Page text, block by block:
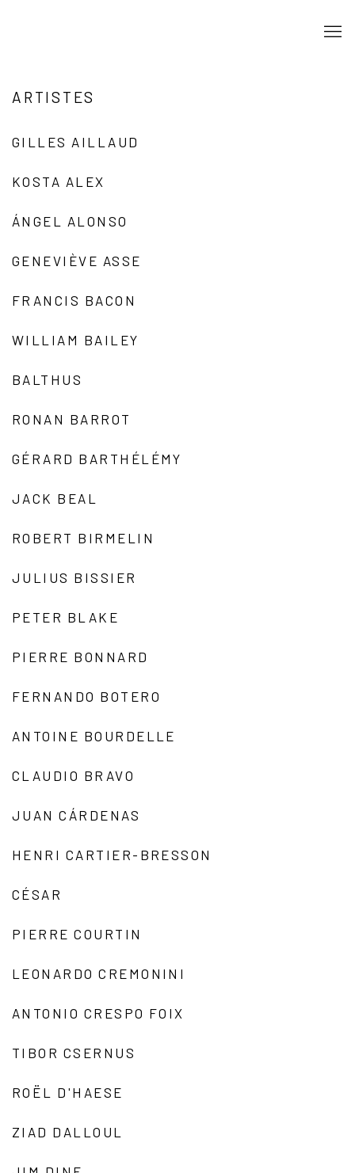
ARTISTES
GILLES AILLAUD
KOSTA ALEX
ÁNGEL ALONSO
GENEVIÈVE ASSE
FRANCIS BACON
WILLIAM BAILEY
BALTHUS
RONAN BARROT
GÉRARD BARTHÉLÉMY
JACK BEAL
ROBERT BIRMELIN
JULIUS BISSIER
PETER BLAKE
PIERRE BONNARD
FERNANDO BOTERO
ANTOINE BOURDELLE
CLAUDIO BRAVO
JUAN CÁRDENAS
HENRI CARTIER-BRESSON
CÉSAR
PIERRE COURTIN
LEONARDO CREMONINI
ANTONIO CRESPO FOIX
TIBOR CSERNUS
ROËL D'HAESE
ZIAD DALLOUL